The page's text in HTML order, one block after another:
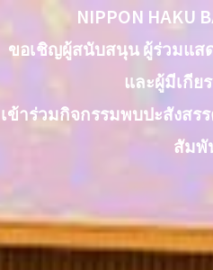
NIPPON HAKU
ขอเชิญผู้สนับสนุน ผู้ร่วมแส
และผู้มีเกี
เข้าร่วมกิจกรรมพบปะสังสร
สัมพั